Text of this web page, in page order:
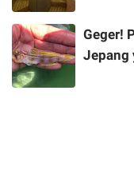
Geger!
Jepang